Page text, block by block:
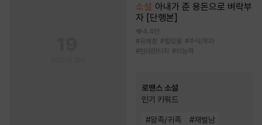
소설 아내가 준 용돈으로 벼락부
자 [단행본]
4.4만
#유쾌함 #힐링물 #주식/투자
#현대판타지 #이능력
로맨스 소설
인기 키워드
#왕족/귀족 #재벌남